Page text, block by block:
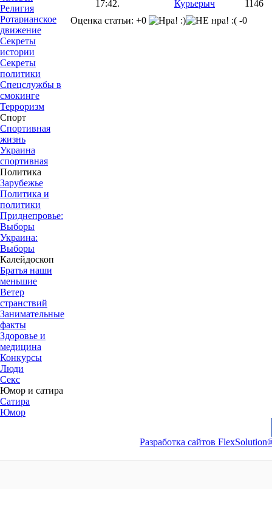
Религия
Ротарианское
движение
Секреты
истории
Секреты
политики
Спецслужбы в
смокинге
Терроризм
Спорт
Спортивная
жизнь
Украина
спортивная
Политика
Зарубежье
Политика и
политики
Приднепровье:
Выборы
Украина:
Выборы
Калейдоскоп
Братья наши
меньшие
Ветер
странствий
Занимательные
факты
Здоровье и
медицина
Конкурсы
Люди
Секс
Юмор и сатира
Сатира
Юмор
17:42.
Курьерыч
1146
Оценка статьи: +0
-0
Разработка сайтов